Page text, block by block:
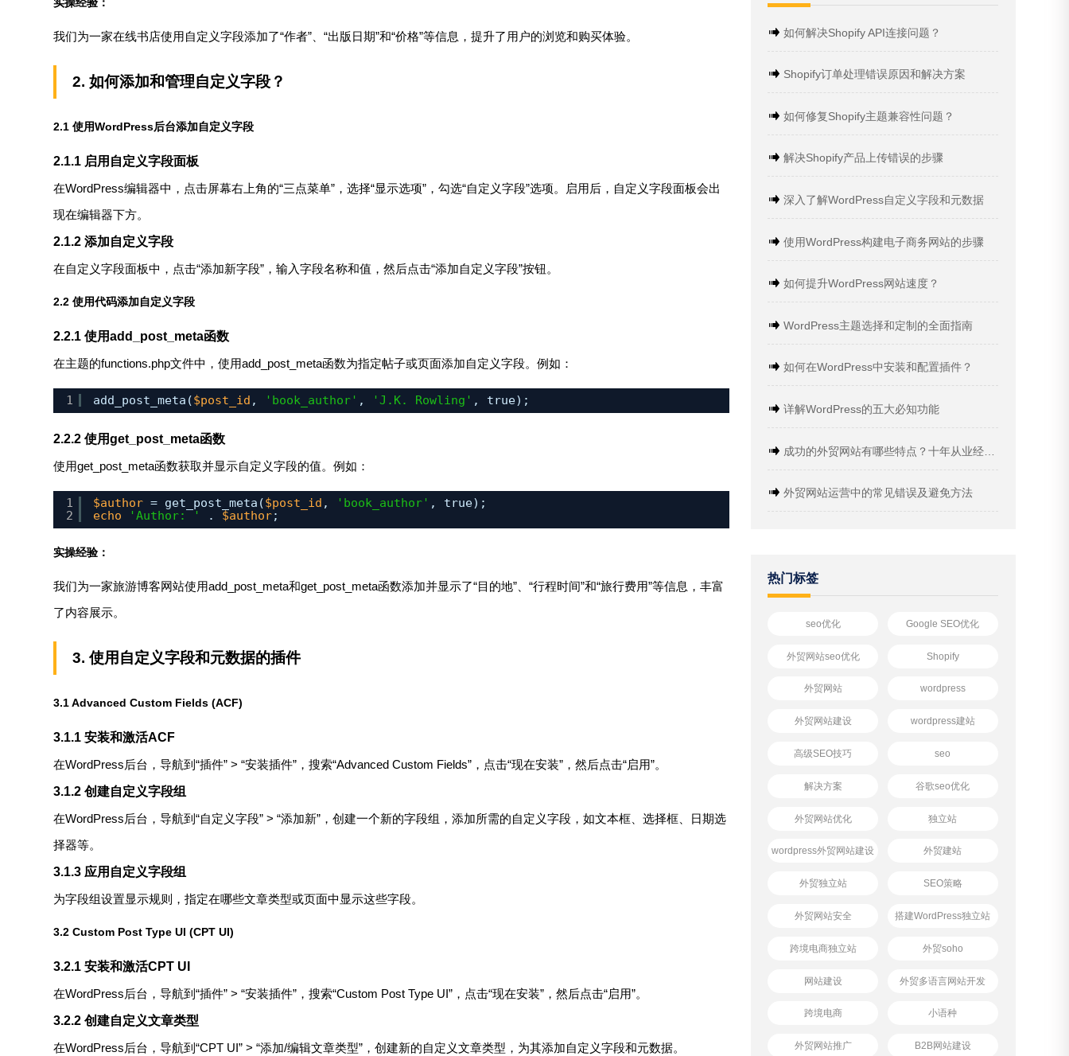
如何解决Shopify API连接问题？
Shopify订单处理错误原因和解决方案
如何修复Shopify主题兼容性问题？
解决Shopify产品上传错误的步骤
深入了解WordPress自定义字段和元数据
使用WordPress构建电子商务网站的步骤
如何提升WordPress网站速度？
WordPress主题选择和定制的全面指南
如何在WordPress中安装和配置插件？
详解WordPress的五大必知功能
成功的外贸网站有哪些特点？十年从业经验分享
外贸网站运营中的常见错误及避免方法
热门标签
seo优化 Google SEO优化
外贸网站seo优化 Shopify
外贸网站 wordpress
外贸网站建设 wordpress建站
高级SEO技巧 seo
解决方案 谷歌seo优化
外贸网站优化 独立站
wordpress外贸网站建设 外贸建站
外贸独立站 SEO策略
外贸网站安全 搭建WordPress独立站
跨境电商独立站 外贸soho
网站建设 外贸多语言网站开发
跨境电商 小语种
外贸网站推广 B2B网站建设
我们为一家在线书店使用自定义字段添加了“作者”、“出版日期”和“价格”等信息，提升了用户的浏览和购买体验。
2. 如何添加和管理自定义字段？
2.1 使用WordPress后台添加自定义字段
2.1.1 启用自定义字段面板
在WordPress编辑器中，点击屏幕右上角的“三点菜单”，选择“显示选项”，勾选“自定义字段”选项。启用后，自定义字段面板会出
现在编辑器下方。
2.1.2 添加自定义字段
在自定义字段面板中，点击“添加新字段”，输入字段名称和值，然后点击“添加自定义字段”按钮。
2.2 使用代码添加自定义字段
2.2.1 使用add_post_meta函数
在主题的functions.php文件中，使用add_post_meta函数为指定帖子或页面添加自定义字段。例如：
1 add_post_meta($post_id , 'book_author' , 'J.K. Rowling' , true);
2.2.2 使用get_post_meta函数
使用get_post_meta函数获取并显示自定义字段的值。例如：
1
2
$author = get_post_meta($post_id , 'book_author' , true);
echo
'Author: ' . $author;
实操经验：
我们为一家旅游博客网站使用add_post_meta和get_post_meta函数添加并显示了“目的地”、“行程时间”和“旅行费用”等信息，丰富
了内容展示。
3. 使用自定义字段和元数据的插件
3.1 Advanced Custom Fields (ACF)
3.1.1 安装和激活ACF
在WordPress后台，导航到“插件” > “安装插件”，搜索“Advanced Custom Fields”，点击“现在安装”，然后点击“启用”。
3.1.2 创建自定义字段组
在WordPress后台，导航到“自定义字段” > “添加新”，创建一个新的字段组，添加所需的自定义字段，如文本框、选择框、日期选
择器等。
3.1.3 应用自定义字段组
为字段组设置显示规则，指定在哪些文章类型或页面中显示这些字段。
3.2 Custom Post Type UI (CPT UI)
3.2.1 安装和激活CPT UI
在WordPress后台，导航到“插件” > “安装插件”，搜索“Custom Post Type UI”，点击“现在安装”，然后点击“启用”。
3.2.2 创建自定义文章类型
在WordPress后台，导航到“CPT UI” > “添加/编辑文章类型”，创建新的自定义文章类型，为其添加自定义字段和元数据。